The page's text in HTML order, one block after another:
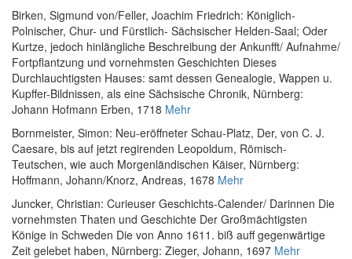
Birken, Sigmund von/Feller, Joachim Friedrich: Königlich-
Polnischer, Chur- und Fürstlich- Sächsischer Helden-Saal; Oder
Kurtze, jedoch hinlängliche Beschreibung der Ankunfft/ Aufnahme/
Fortpflantzung und vornehmsten Geschichten Dieses
Durchlauchtigsten Hauses: samt dessen Genealogie, Wappen u.
Kupffer-Bildnissen, als eine Sächsische Chronik, Nürnberg:
Johann Hofmann Erben, 1718 Mehr
Bornmeister, Simon: Neu-eröffneter Schau-Platz, Der, von C. J.
Caesare, bis auf jetzt regirenden Leopoldum, Römisch-
Teutschen, wie auch Morgenländischen Käiser, Nürnberg:
Hoffmann, Johann/Knorz, Andreas, 1678 Mehr
Juncker, Christian: Curieuser Geschichts-Calender/ Darinnen Die
vornehmsten Thaten und Geschichte Der Großmächtigsten
Könige in Schweden Die von Anno 1611. biß auff gegenwärtige
Zeit gelebet haben, Nürnberg: Zieger, Johann, 1697 Mehr